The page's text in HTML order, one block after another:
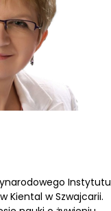
Instytutu
Kiental w Szwajcarii.